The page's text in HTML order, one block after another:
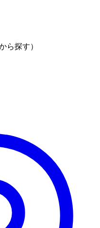
ら探す）